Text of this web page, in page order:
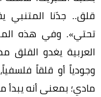
قلق.. جدّنا المتنبي
تحتي». وفي هذه
العربية يغدو القلق
وجودياً أو قلقاً
مادي؛ بمعنى أنه يبدأ